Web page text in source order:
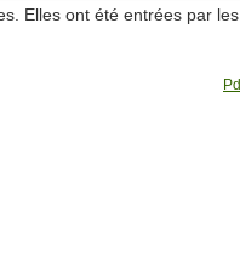
Elles ont été entrées par